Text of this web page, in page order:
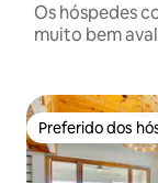
Os hóspedes
muito bem
Preferido dos
Preferido dos